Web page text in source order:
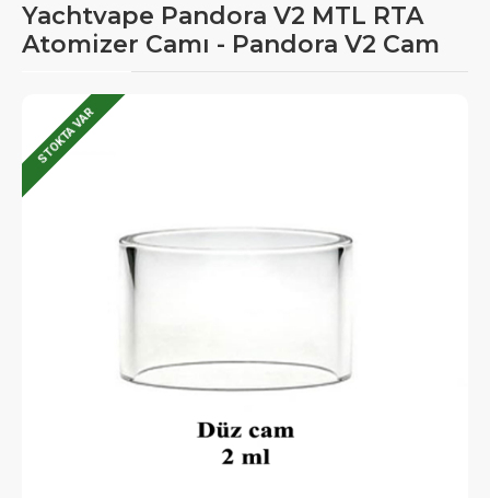
Yachtvape Pandora V2 MTL RTA
Atomizer Camı - Pandora V2 Cam
STOKTA VAR